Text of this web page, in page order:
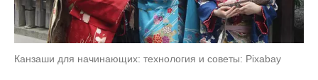
Канзаши для начинающих: технология и советы: Pixabay